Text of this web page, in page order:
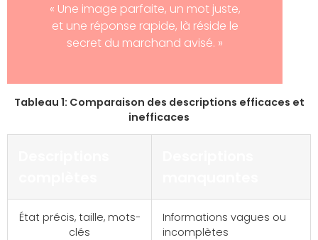
« Une image parfaite, un mot juste,
et une réponse rapide, là réside le
secret du marchand avisé. »
Tableau 1: Comparaison des descriptions efficaces et
inefficaces
État précis, taille, mots-
clés
Informations vagues ou
incomplètes